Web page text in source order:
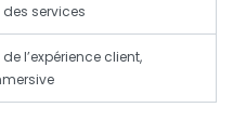
services
l’expérience client,